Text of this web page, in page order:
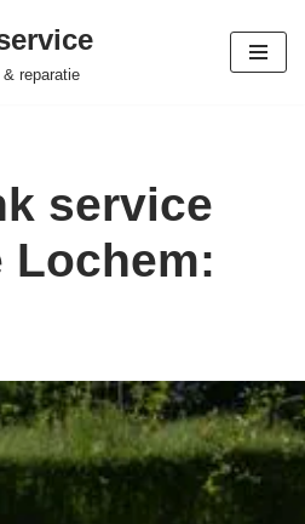
& reparatie
service
Lochem: